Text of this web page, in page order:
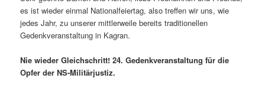
es ist wieder einmal Nationalfeiertag, also treffen wir uns, wie
jedes Jahr, zu unserer mittlerweile bereits traditionellen
Gedenkveranstaltung in Kagran.
Nie wieder Gleichschritt! 24. Gedenkveranstaltung für die
Opfer der NS-Militärjustiz.